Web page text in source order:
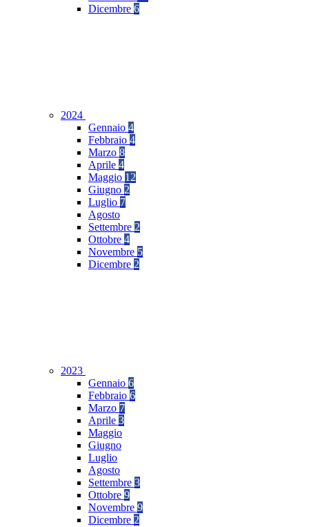
Dicembre 6
2024
Gennaio 4
Febbraio 4
Marzo 8
Aprile 4
Maggio 12
Giugno 2
Luglio 7
Agosto
Settembre 2
Ottobre 4
Novembre 5
Dicembre 2
2023
Gennaio 6
Febbraio 6
Marzo 7
Aprile 3
Maggio
Giugno
Luglio
Agosto
Settembre 3
Ottobre 9
Novembre 9
Dicembre 2